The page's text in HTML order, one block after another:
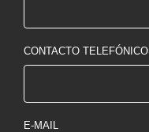
CONTACTO TELEFÓNICO
E-MAIL